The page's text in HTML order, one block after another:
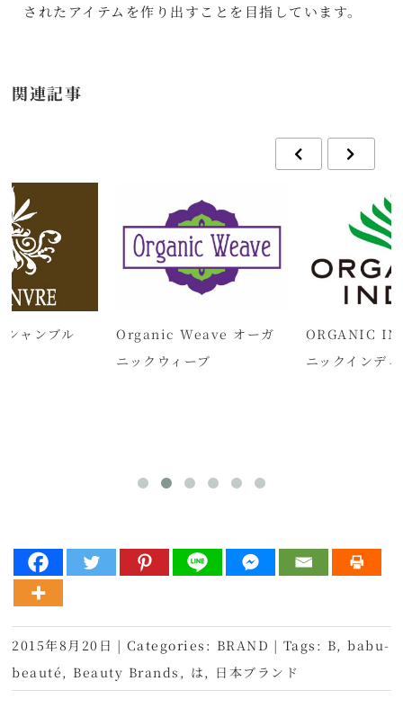
されたアイテムを作り出すことを目指しています。
関連記事
ャンブル
Organic Weave オーガ
ニックウィーブ
ORGANIC
ニックインデ
2015年8月20日 | Categories: BRAND | Tags: B,babu-
beauté , Beauty Brands , は , 日本ブランド